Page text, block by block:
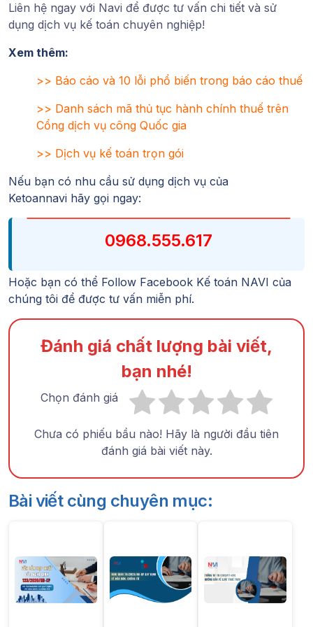
Liên hệ ngay với Navi để được tư vấn chi tiết và sử
dụng dịch vụ kế toán chuyên nghiệp!
Xem thêm:
>> Báo cáo và 10 lỗi phổ biến trong báo cáo thuế
>> Danh sách mã thủ tục hành chính thuế trên
Cổng dịch vụ công Quốc gia
>> Dịch vụ kế toán trọn gói
Nếu bạn có nhu cầu sử dụng dịch vụ của
Ketoannavi hãy gọi ngay:
0968.555.617
Hoặc bạn có thể Follow Facebook Kế toán NAVI của
chúng tôi để được tư vấn miễn phí.
Đánh giá chất lượng bài viết,
bạn nhé!
Chọn đánh giá
Chưa có phiếu bầu nào! Hãy là người đầu tiên
đánh giá bài viết này.
Bài viết cùng chuyên mục: